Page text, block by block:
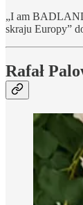
„I am
skraju Europy”
Rafał